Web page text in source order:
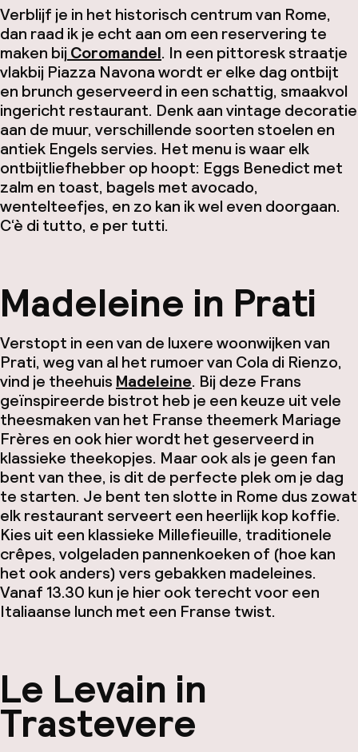
Verblijf je in het historisch centrum van Rome,
dan raad ik je echt aan om een reservering te
maken bij Coromandel. In een pittoresk straatje
vlakbij Piazza Navona wordt er elke dag ontbijt
en brunch geserveerd in een schattig, smaakvol
ingericht restaurant. Denk aan vintage decoratie
aan de muur, verschillende soorten stoelen en
antiek Engels servies. Het menu is waar elk
ontbijtliefhebber op hoopt: Eggs Benedict met
zalm en toast, bagels met avocado,
wentelteefjes, en zo kan ik wel even doorgaan.
C‘è di tutto, e per tutti.
Madeleine in Prati
Verstopt in een van de luxere woonwijken van
Prati, weg van al het rumoer van Cola di Rienzo,
vind je theehuis Madeleine. Bij deze Frans
geïnspireerde bistrot heb je een keuze uit vele
theesmaken van het Franse theemerk Mariage
Frères en ook hier wordt het geserveerd in
klassieke theekopjes. Maar ook als je geen fan
bent van thee, is dit de perfecte plek om je dag
te starten. Je bent ten slotte in Rome dus zowat
elk restaurant serveert een heerlijk kop koffie.
Kies uit een klassieke Millefieuille, traditionele
crêpes, volgeladen pannenkoeken of (hoe kan
het ook anders) vers gebakken madeleines.
Vanaf 13.30 kun je hier ook terecht voor een
Italiaanse lunch met een Franse twist.
Le Levain in
Trastevere